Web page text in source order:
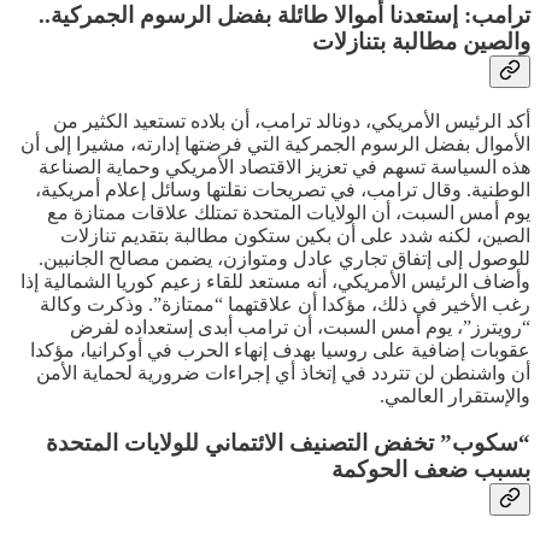
ترامب: إستعدنا أموالا طائلة بفضل الرسوم الجمركية..
والصين مطالبة بتنازلات
أكد الرئيس الأمريكي، دونالد ترامب، أن بلاده تستعيد الكثير من
الأموال بفضل الرسوم الجمركية التي فرضتها إدارته، مشيرا إلى أن
هذه السياسة تسهم في تعزيز الاقتصاد الأمريكي وحماية الصناعة
الوطنية. وقال ترامب، في تصريحات نقلتها وسائل إعلام أمريكية،
يوم أمس السبت، أن الولايات المتحدة تمتلك علاقات ممتازة مع
الصين، لكنه شدد على أن بكين ستكون مطالبة بتقديم تنازلات
للوصول إلى إتفاق تجاري عادل ومتوازن، يضمن مصالح الجانبين.
وأضاف الرئيس الأمريكي، أنه مستعد للقاء زعيم كوريا الشمالية إذا
رغب الأخير في ذلك، مؤكدا أن علاقتهما “ممتازة”. وذكرت وكالة
“رويترز”، يوم أمس السبت، أن ترامب أبدى إستعداده لفرض
عقوبات إضافية على روسيا بهدف إنهاء الحرب في أوكرانيا، مؤكدا
أن واشنطن لن تتردد في إتخاذ أي إجراءات ضرورية لحماية الأمن
والإستقرار العالمي.
“سكوب” تخفض التصنيف الائتماني للولايات المتحدة
بسبب ضعف الحوكمة